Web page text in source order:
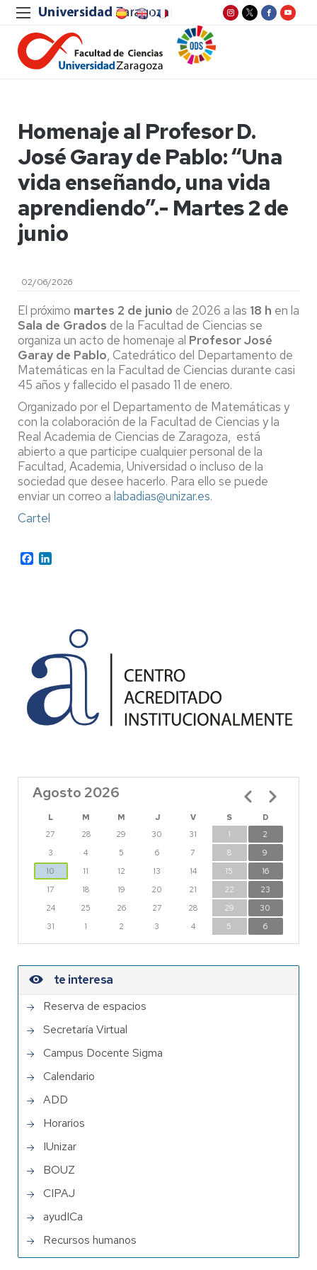
Homenaje al Profesor D.
José Garay de Pablo: “Una
vida enseñando, una vida
aprendiendo”.- Martes 2 de
junio
02/06/2026
El próximo martes 2 de junio de 2026 a las 18 h en la
Sala de Grados de la Facultad de Ciencias se
organiza un acto de homenaje al Profesor José
Garay de Pablo, Catedrático del Departamento de
Matemáticas en la Facultad de Ciencias durante casi
45 años y fallecido el pasado 11 de enero.
Organizado por el Departamento de Matemáticas y
con la colaboración de la Facultad de Ciencias y la
Real Academia de Ciencias de Zaragoza, está
abierto a que participe cualquier personal de la
Facultad, Academia, Universidad o incluso de la
sociedad que desee hacerlo. Para ello se puede
enviar un correo a labadias@unizar.es.
Cartel
Facebook
Agosto 2026
L M M J V S
D
27
28 29 30 31 1
2
3
4 5 6 7 8
9
10
11 12 13 14 15
16
17
18 19 20 21 22
23
24
25 26 27 28 29
30
31
1 2 3 4 5 6
Paginación
te interesa
Reserva de espacios
Secretaría Virtual
Campus Docente Sigma
Calendario
ADD
Horarios
IUnizar
BOUZ
CIPAJ
ayudICa
Recursos humanos